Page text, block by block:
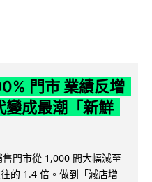
門市 業績反增
變成最潮「新鮮
門市從 1,000 間大幅減至
的 1.4 倍。做到「減店增